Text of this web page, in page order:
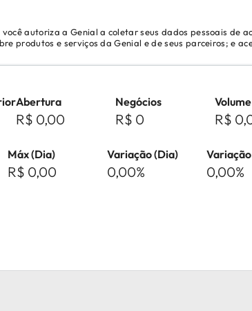
você autoriza a Genial a coletar seus dados pessoais de
produtos e serviços da Genial e de seus parceiros; e
Abertura
R$ 0,00
Negócios
R$ 0
Volume
R$
Máx (Dia)
R$ 0,00
Variação (Dia)
0,00% 0,00%